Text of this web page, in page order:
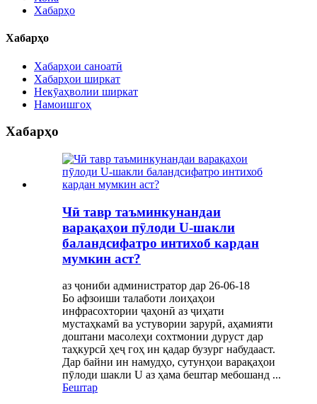
Хабарҳо
Хабарҳо
Хабарҳои саноатӣ
Хабарҳои ширкат
Некӯаҳволии ширкат
Намоишгоҳ
Хабарҳо
Чӣ тавр таъминкунандаи
варақаҳои пӯлоди U-шакли
баландсифатро интихоб кардан
мумкин аст?
аз ҷониби администратор дар 26-06-18
Бо афзоиши талаботи лоиҳаҳои
инфрасохтории ҷаҳонӣ аз ҷиҳати
мустаҳкамӣ ва устувории зарурӣ, аҳамияти
доштани масолеҳи сохтмонии дуруст дар
таҳкурсӣ ҳеҷ гоҳ ин қадар бузург набудааст.
Дар байни ин намудҳо, сутунҳои варақаҳои
пӯлоди шакли U аз ҳама бештар мебошанд ...
Бештар